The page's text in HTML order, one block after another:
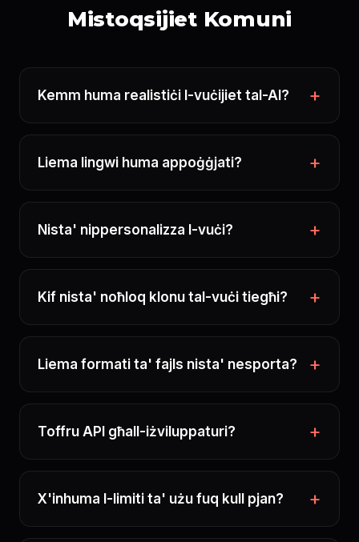
Mistoqsijiet Komuni
Kemm huma realistiċi l-vuċijiet tal-AI?
Liema lingwi huma appoġġjati?
Nista' nippersonalizza l-vuċi?
Kif nista' noħloq klonu tal-vuċi tiegħi?
Liema formati ta' fajls nista' nesporta?
Toffru API għall-iżviluppaturi?
X'inhuma l-limiti ta' użu fuq kull pjan?